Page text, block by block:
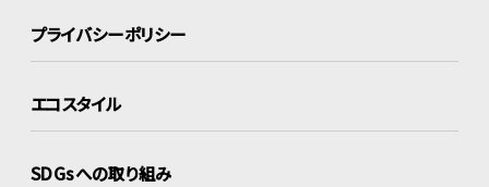
プライバシーポリシー
エコスタイル
SDGsへの取り組み